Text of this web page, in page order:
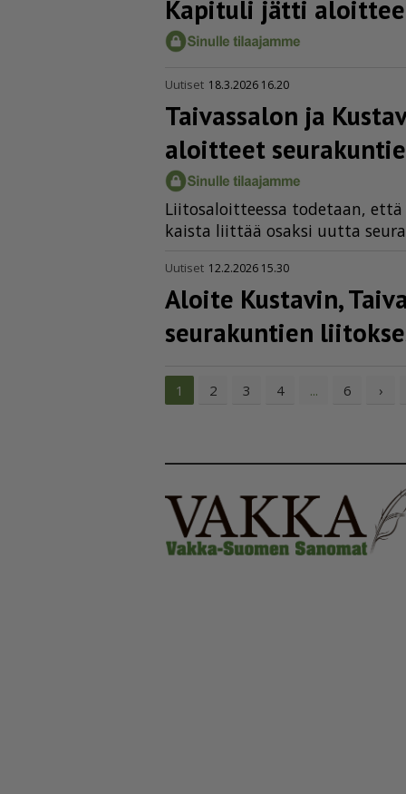
Kapituli jätti
Uutiset 18.3.2026 16.20
Taivassalon ja
aloitteet
Lii­to­sa­loit­tees­sa to­de­taan,
kais­ta liit­tää osak­si uut­ta
Uutiset 12.2.2026 15.30
Aloite Kustavin,
seurakuntien
1 2 3 4 ... 6 ›